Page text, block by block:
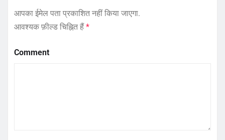
आपका ईमेल पता प्रकाशित नहीं किया जाएगा.
आवश्यक फ़ील्ड चिह्नित हैं *
Comment